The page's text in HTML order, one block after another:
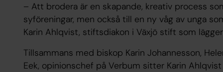
– Att brodera är en skapande, kreativ process
syföreningar, men också till en ny våg av unga
Karin Ahlqvist, stiftsdiakon i Växjö stift som
Tillsammans med biskop Karin Johannesson,
Eek, opinionschef på Verbum sitter Karin